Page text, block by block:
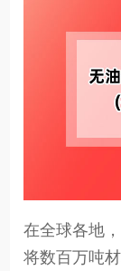
在全球各地
将数百万吨